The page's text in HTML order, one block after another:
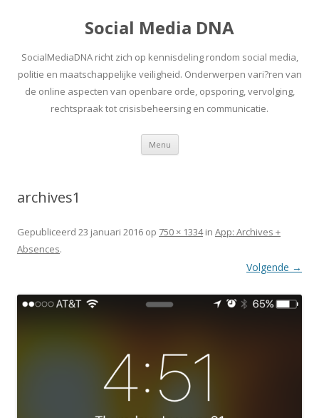
Social Media DNA
SocialMediaDNA richt zich op kennisdeling rondom social media,
politie en maatschappelijke veiligheid. Onderwerpen vari?ren van
de online aspecten van openbare orde, opsporing, vervolging,
rechtspraak tot crisisbeheersing en communicatie.
Menu Spring
inhoud
archives1
Gepubliceerd 23 januari 2016 op 750 × 1334in App: Archives +
Absences.
Volgende →